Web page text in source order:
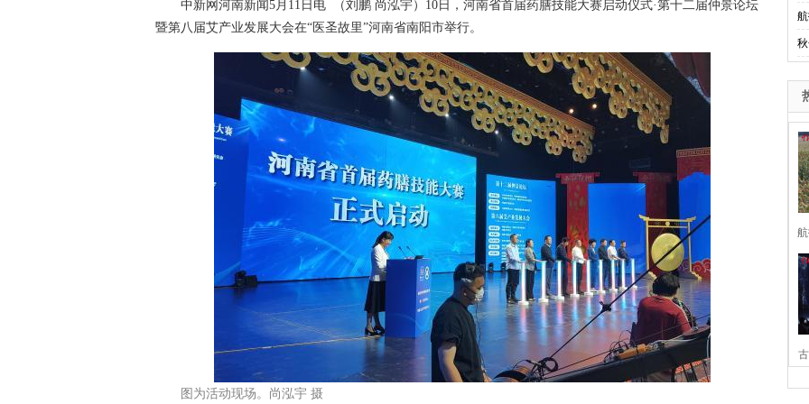
中新网河南新闻5月11日电 （刘鹏 尚泓宇）10日，河南省首届药膳技能大赛启动仪式·第十二届仲景论坛
暨第八届艾产业发展大会在“医圣故里”河南省南阳市举行。
图为活动现场。尚泓宇 摄